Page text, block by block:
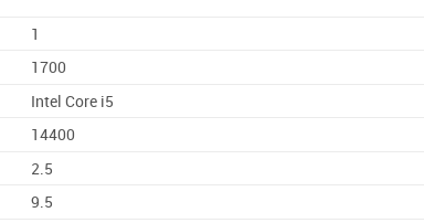
1
1700
Intel Core i5
14400
2.5
9.5